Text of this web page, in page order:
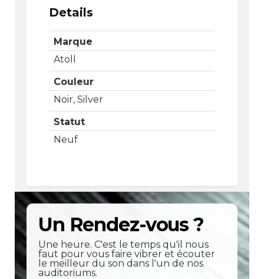
Details
Marque
Atoll
Couleur
Noir, Silver
Statut
Neuf
Un Rendez-vous ?
Une heure. C'est le temps qu'il nous
faut pour vous faire vibrer et écouter
le meilleur du son dans l'un de nos
auditoriums.